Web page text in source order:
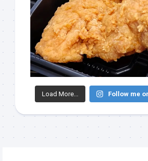
Load More... Follow me